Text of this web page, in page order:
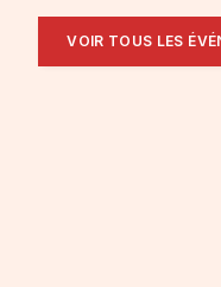
VOIR TOUS LES